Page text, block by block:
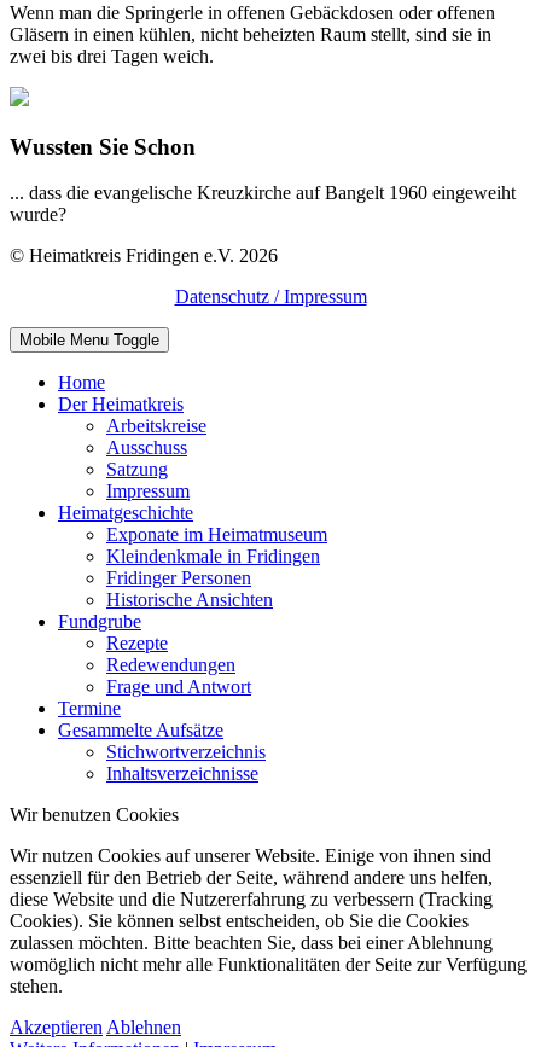
Wenn man die Springerle in offenen Gebäckdosen oder offenen
Gläsern in einen kühlen, nicht beheizten Raum stellt, sind sie in
zwei bis drei Tagen weich.
Wussten Sie Schon
... dass die evangelische Kreuzkirche auf Bangelt 1960 eingeweiht
wurde?
© Heimatkreis Fridingen e.V. 2026
Datenschutz / Impressum
Mobile Menu Toggle
Home
Der Heimatkreis
Arbeitskreise
Ausschuss
Satzung
Impressum
Heimatgeschichte
Exponate im Heimatmuseum
Kleindenkmale in Fridingen
Fridinger Personen
Historische Ansichten
Fundgrube
Rezepte
Redewendungen
Frage und Antwort
Termine
Gesammelte Aufsätze
Stichwortverzeichnis
Inhaltsverzeichnisse
Wir benutzen Cookies
Wir nutzen Cookies auf unserer Website. Einige von ihnen sind
essenziell für den Betrieb der Seite, während andere uns helfen,
diese Website und die Nutzererfahrung zu verbessern (Tracking
Cookies). Sie können selbst entscheiden, ob Sie die Cookies
zulassen möchten. Bitte beachten Sie, dass bei einer Ablehnung
womöglich nicht mehr alle Funktionalitäten der Seite zur Verfügung
stehen.
Akzeptieren Ablehnen